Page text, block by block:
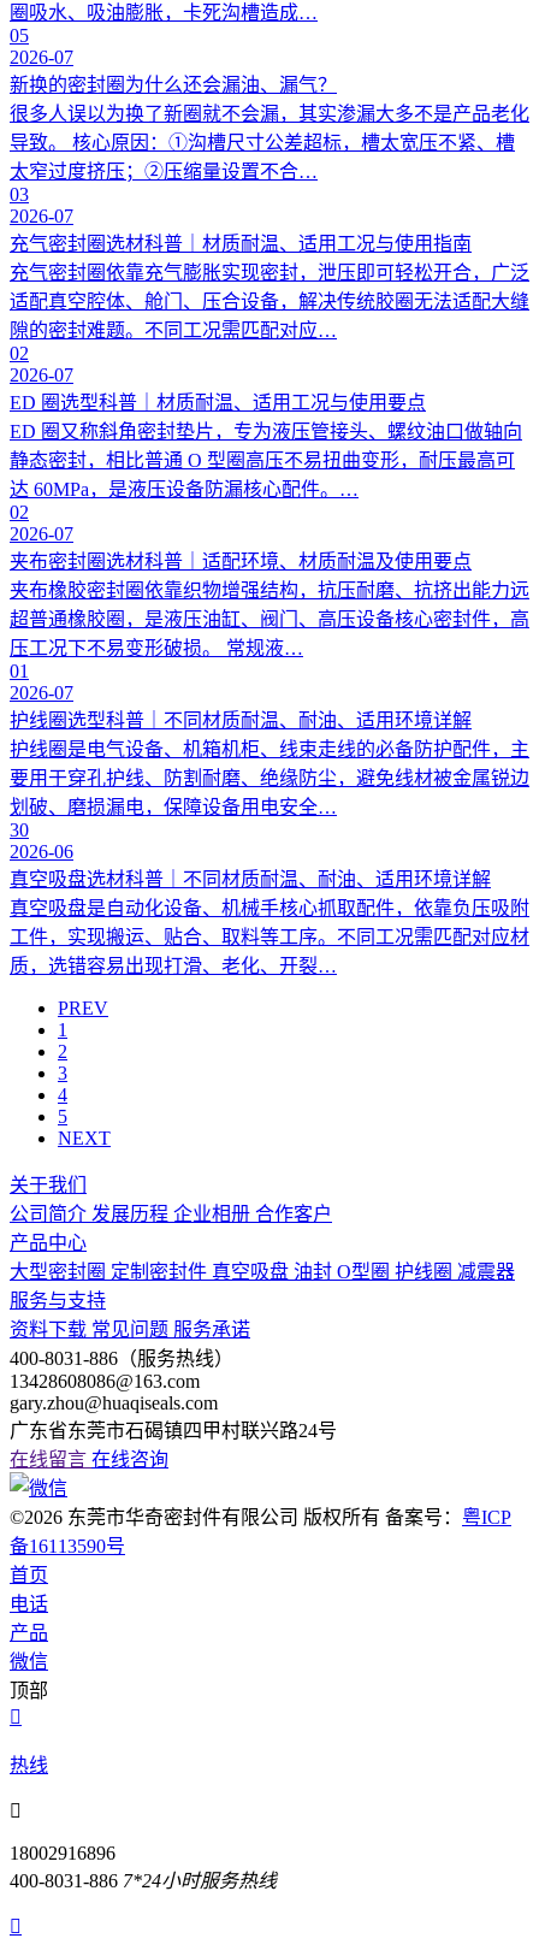
圈吸水、吸油膨胀，卡死沟槽造成…
05
2026-07
新换的密封圈为什么还会漏油、漏气？
很多人误以为换了新圈就不会漏，其实渗漏大多不是产品老化
导致。 核心原因：①沟槽尺寸公差超标，槽太宽压不紧、槽
太窄过度挤压；②压缩量设置不合…
03
2026-07
充气密封圈选材科普｜材质耐温、适用工况与使用指南
充气密封圈依靠充气膨胀实现密封，泄压即可轻松开合，广泛
适配真空腔体、舱门、压合设备，解决传统胶圈无法适配大缝
隙的密封难题。不同工况需匹配对应…
02
2026-07
ED 圈选型科普｜材质耐温、适用工况与使用要点
ED 圈又称斜角密封垫片，专为液压管接头、螺纹油口做轴向
静态密封，相比普通 O 型圈高压不易扭曲变形，耐压最高可
达 60MPa，是液压设备防漏核心配件。…
02
2026-07
夹布密封圈选材科普｜适配环境、材质耐温及使用要点
夹布橡胶密封圈依靠织物增强结构，抗压耐磨、抗挤出能力远
超普通橡胶圈，是液压油缸、阀门、高压设备核心密封件，高
压工况下不易变形破损。 常规液…
01
2026-07
护线圈选型科普｜不同材质耐温、耐油、适用环境详解
护线圈是电气设备、机箱机柜、线束走线的必备防护配件，主
要用于穿孔护线、防割耐磨、绝缘防尘，避免线材被金属锐边
划破、磨损漏电，保障设备用电安全…
30
2026-06
真空吸盘选材科普｜不同材质耐温、耐油、适用环境详解
真空吸盘是自动化设备、机械手核心抓取配件，依靠负压吸附
工件，实现搬运、贴合、取料等工序。不同工况需匹配对应材
质，选错容易出现打滑、老化、开裂…
PREV
1
2
3
4
5
NEXT
关于我们
公司简介 发展历程 企业相册 合作客户
产品中心
大型密封圈 定制密封件 真空吸盘 油封 O型圈 护线圈 减震器
服务与支持
资料下载 常见问题 服务承诺
400-8031-886（服务热线）
13428608086@163.com
gary.zhou@huaqiseals.com
广东省东莞市石碣镇四甲村联兴路24号
在线留言 在线咨询
©2026 东莞市华奇密封件有限公司 版权所有 备案号： 粤ICP
备16113590号
首页
电话
产品
微信
顶部

热线

18002916896
400-8031-886 7*24小时服务热线
